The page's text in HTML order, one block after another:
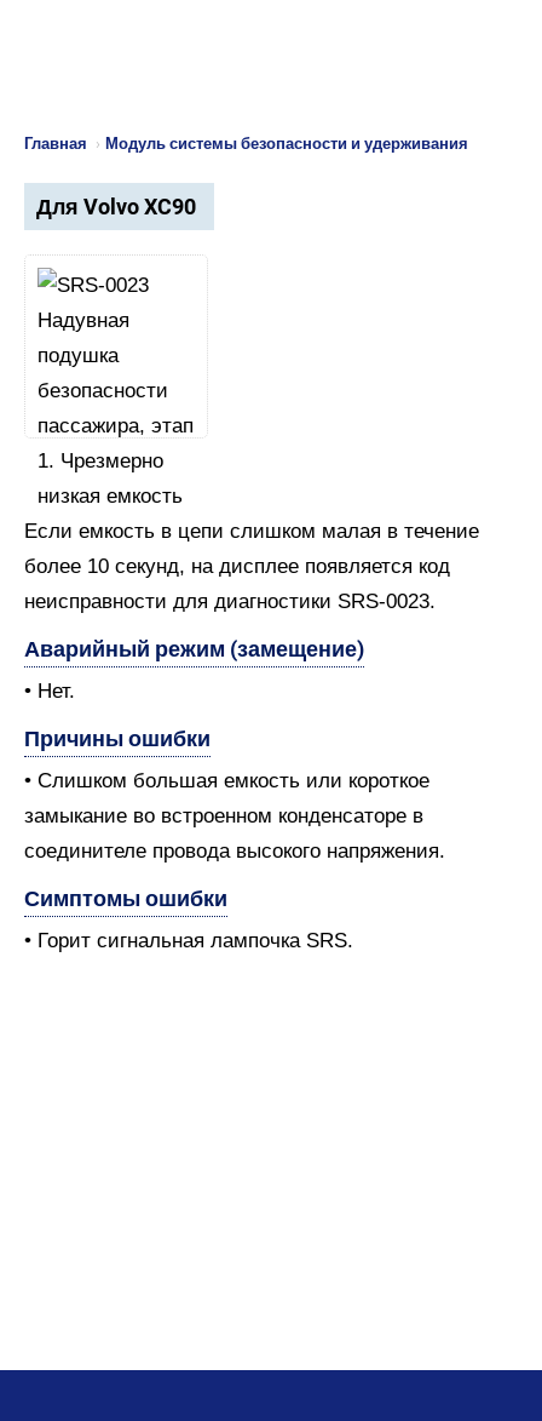
Главная › Модуль системы безопасности и удерживания
Для Volvo XC90
Если емкость в цепи слишком малая в течение
более 10 секунд, на дисплее появляется код
неисправности для диагностики SRS-0023.
Аварийный режим (замещение)
• Нет.
Причины ошибки
• Слишком большая емкость или короткое
замыкание во встроенном конденсаторе в
соединителе провода высокого напряжения.
Симптомы ошибки
• Горит сигнальная лампочка SRS.